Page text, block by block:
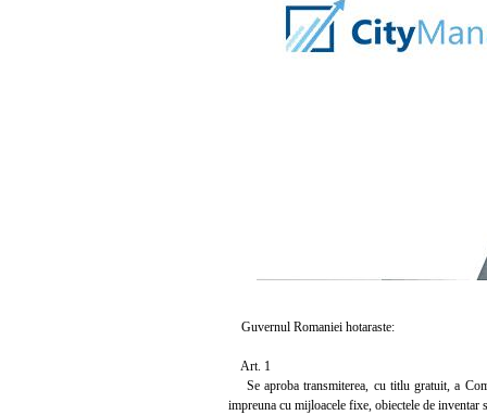
Guvernul Romaniei hotaraste:
Art. 1
Se aproba transmiterea, cu titlu gratuit, a
impreuna cu mijloacele fixe, obiectele de